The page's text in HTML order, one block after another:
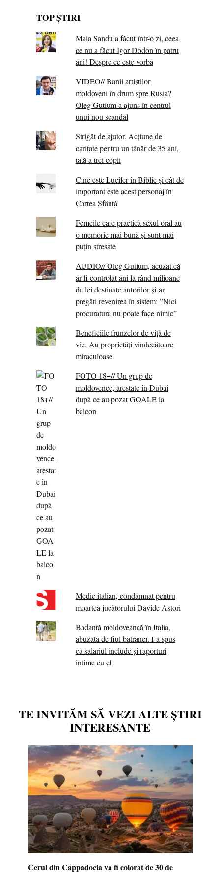
TOP ȘTIRI
Maia Sandu a făcut într-o zi, ceea
ce nu a făcut Igor Dodon în patru
ani! Despre ce este vorba
VIDEO// Banii artiștilor
moldoveni în drum spre Rusia?
Oleg Gutium a ajuns în centrul
unui nou scandal
Strigăt de ajutor. Acțiune de
caritate pentru un tânăr de 35 ani,
tată a trei copii
Cine este Lucifer în Biblie și cât de
important este acest personaj în
Cartea Sfântă
Femeile care practică sexul oral au
o memorie mai bună și sunt mai
puțin stresate
AUDIO// Oleg Gutium, acuzat că
ar fi controlat ani la rând milioane
de lei destinate autorilor și-ar
pregăti revenirea în sistem: ”Nici
procuratura nu poate face nimic”
Beneficiile frunzelor de viță de
vie. Au proprietăţi vindecătoare
miraculoase
FOTO 18+// Un grup de
moldovence, arestate în Dubai
după ce au pozat GOALE la
balcon
Medic italian, condamnat pentru
moartea jucătorului Davide Astori
Badantă moldoveancă în Italia,
abuzată de fiul bătrânei. I-a spus
că salariul include și raporturi
intime cu el
TE INVITĂM SĂ VEZI ALTE ȘTIRI
INTERESANTE
Cerul din Cappadocia va fi colorat de 30 de